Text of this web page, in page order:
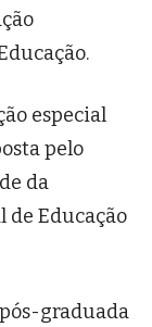
especial
pelo
da
de Educação
graduada